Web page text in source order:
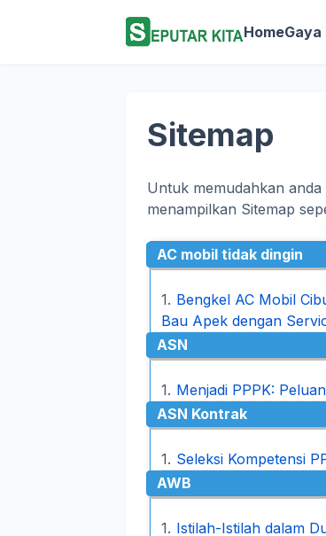
HomeGaya
Sitemap
Untuk memudahkan
menampilkan Sitemap
AC mobil tidak dingin
Bengkel AC Mobil
Bau Apek dengan
ASN
Menjadi PPPK:
ASN Kontrak
Seleksi Kompetensi
AWB
Istilah-Istilah dalam